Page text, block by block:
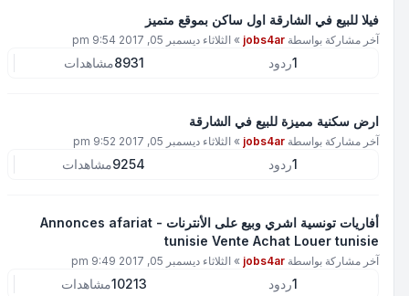
فيلا للبيع في الشارقة اول ساكن بموقع متميز
آخر مشاركة بواسطةjobs4ar
»الثلاثاء ديسمبر 05, 2017 9:54 pm
ردود 8931مشاهدات
ارض سكنية مميزة للبيع في الشارقة
آخر مشاركة بواسطةjobs4ar
»الثلاثاء ديسمبر 05, 2017 9:52 pm
ردود 9254مشاهدات
أفاريات تونسية اشري وبيع على الأنترنات - Annonces afariat
tunisie Vente Achat Louer tunisie
آخر مشاركة بواسطةjobs4ar
»الثلاثاء ديسمبر 05, 2017 9:49 pm
ردود 10213مشاهدات